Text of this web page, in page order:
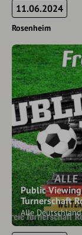
11.06.2024
Rosenheim
Public
Turnerschaft
Alle